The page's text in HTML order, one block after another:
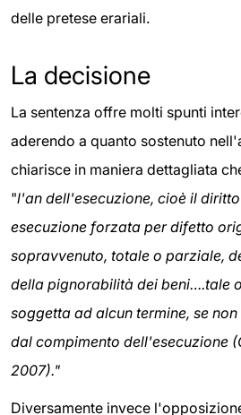
delle pretese erariali.
La decisione
La sentenza offre molti spunti
aderendo a quanto sostenuto
chiarisce in maniera dettagliata
"l'an dell'esecuzione, cioè il
esecuzione forzata per difetto
sopravvenuto, totale o parziale,
della pignorabilità dei beni….tale
soggetta ad alcun termine, se
dal compimento dell'esecuzione
2007)."
Diversamente invece